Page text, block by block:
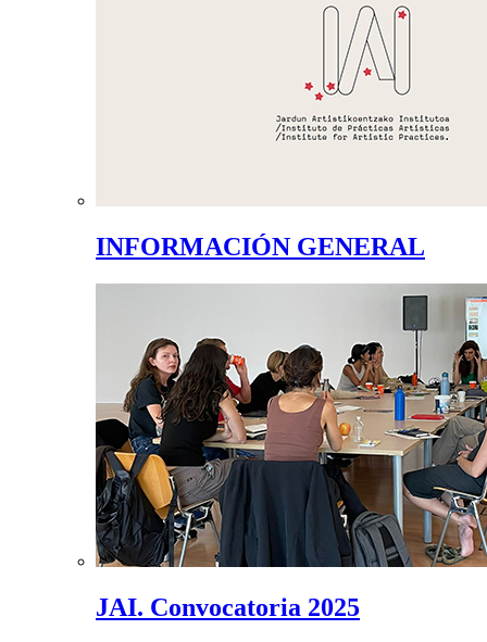
INFORMACIÓN GENERAL
JAI. Convocatoria 2025